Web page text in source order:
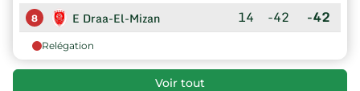
8 E Draa-El-Mizan 14 -42 -42
Relégation
Voir tout